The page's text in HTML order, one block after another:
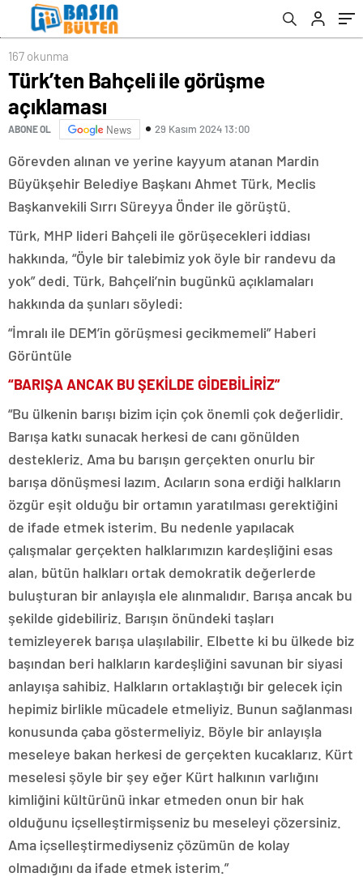
167 okunma
Türk’ten Bahçeli ile görüşme
açıklaması
ABONE OL News 29 Kasım 2024 13:00
Görevden alınan ve yerine kayyum atanan Mardin
Büyükşehir Belediye Başkanı Ahmet Türk, Meclis
Başkanvekili Sırrı Süreyya Önder ile görüştü.
Türk, MHP lideri Bahçeli ile görüşecekleri iddiası
hakkında, “Öyle bir talebimiz yok öyle bir randevu da
yok” dedi. Türk, Bahçeli’nin bugünkü açıklamaları
hakkında da şunları söyledi:
“İmralı ile DEM’in görüşmesi gecikmemeli”Haberi
Görüntüle
“BARIŞA ANCAK BU ŞEKİLDE GİDEBİLİRİZ”
“Bu ülkenin barışı bizim için çok önemli çok değerlidir.
Barışa katkı sunacak herkesi de canı gönülden
destekleriz. Ama bu barışın gerçekten onurlu bir
barışa dönüşmesi lazım. Acıların sona erdiği halkların
özgür eşit olduğu bir ortamın yaratılması gerektiğini
de ifade etmek isterim. Bu nedenle yapılacak
çalışmalar gerçekten halklarımızın kardeşliğini esas
alan, bütün halkları ortak demokratik değerlerde
buluşturan bir anlayışla ele alınmalıdır. Barışa ancak bu
şekilde gidebiliriz. Barışın önündeki taşları
temizleyerek barışa ulaşılabilir. Elbette ki bu ülkede biz
başından beri halkların kardeşliğini savunan bir siyasi
anlayışa sahibiz. Halkların ortaklaştığı bir gelecek için
hepimiz birlikle mücadele etmeliyiz. Bunun sağlanması
konusunda çaba göstermeliyiz. Böyle bir anlayışla
meseleye bakan herkesi de gerçekten kucaklarız. Kürt
meselesi şöyle bir şey eğer Kürt halkının varlığını
kimliğini kültürünü inkar etmeden onun bir hak
olduğunu içselleştirmişseniz bu meseleyi çözersiniz.
Ama içselleştirmediyseniz çözümün de kolay
olmadığını da ifade etmek isterim.”